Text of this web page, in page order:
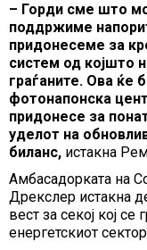
– Горди сме што
поддржиме
придонесеме за
систем од којшто
граѓаните. Ова ќе
фотонапонска
придонесе за
уделот на
биланс, истакна
Амбасадорката на
Дрекслер истакна
вест за секој кој
енергетскиот